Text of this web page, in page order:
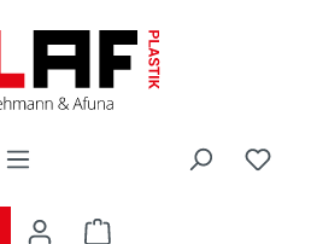
Warenkorb enthält